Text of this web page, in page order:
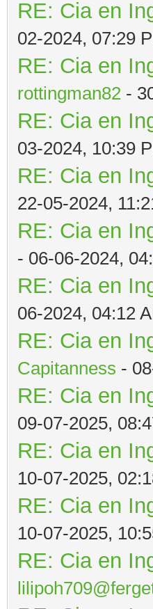
RE: Cia en
02-2024, 07:29
RE: Cia en
rottingman82 -
RE: Cia en
03-2024, 10:39
RE: Cia en
22-05-2024,
RE: Cia en
- 06-06-2024,
RE: Cia en
06-2024, 04:12
RE: Cia en
Capitanness -
RE: Cia en
09-07-2025,
RE: Cia en
10-07-2025,
RE: Cia en
10-07-2025,
RE: Cia en